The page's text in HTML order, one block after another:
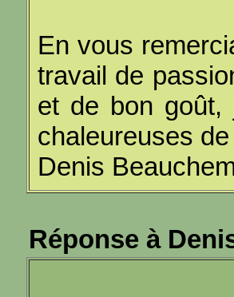
En vous
travail de
et de bon goût,
chaleureuses
Denis
Réponse à